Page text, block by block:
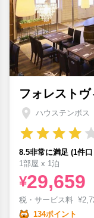
フォレスト
ハウステンボス
8.5非常に満足 (1件
1部屋 x 1泊
¥29,659
税・サービス料 ¥
134ポイント